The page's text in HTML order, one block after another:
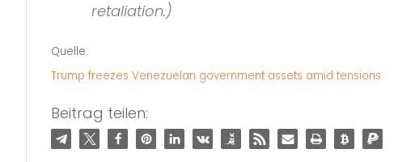
retaliation.)
Quelle:
Trump freezes Venezuelan government assets amid tensions
Beitrag teilen: